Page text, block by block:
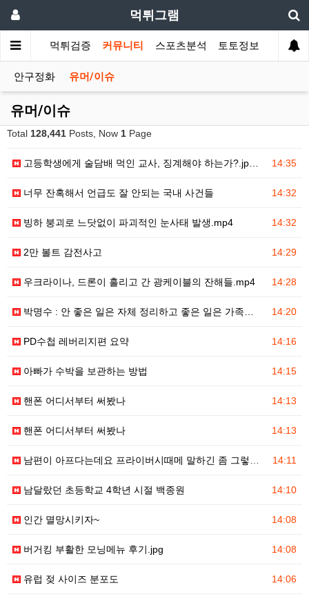
먹튀그램
먹튀검증 커뮤니티 스포츠분석 토토정보
안구정화 유머/이슈
유머/이슈
Total 128,441 Posts, Now 1 Page
14:35
고등학생에게 술담배 먹인 교사, 징계해야 하는가?.jp…
14:32
너무 잔혹해서 언급도 잘 안되는 국내 사건들
14:32
빙하 붕괴로 느닷없이 파괴적인 눈사태 발생.mp4
14:29
2만 볼트 감전사고
14:28
우크라이나, 드론이 흘리고 간 광케이블의 잔해들.mp4
14:20
박명수 : 안 좋은 일은 자체 정리하고 좋은 일은 가족…
14:16
PD수첩 레버리지편 요약
14:15
아빠가 수박을 보관하는 방법
14:13
핸폰 어디서부터 써봤나
14:13
핸폰 어디서부터 써봤나
14:11
남편이 아프다는데요 프라이버시때메 말하긴 좀 그렇고..…
14:10
남달랐던 초등학교 4학년 시절 백종원
14:08
인간 멸망시키자~
14:08
버거킹 부활한 모닝메뉴 후기.jpg
14:06
유럽 젖 사이즈 분포도